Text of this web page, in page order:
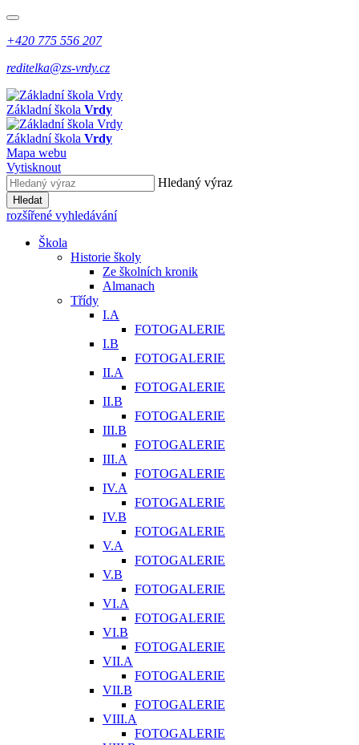
+420 775 556 207
reditelka@zs-vrdy.cz
Základní škola Vrdy
Základní škola Vrdy
Mapa webu
Vytisknout
Hledaný výraz
Hledat
rozšířené vyhledávání
Škola
Historie školy
Ze školních kronik
Almanach
Třídy
I.A
FOTOGALERIE
I.B
FOTOGALERIE
II.A
FOTOGALERIE
II.B
FOTOGALERIE
III.B
FOTOGALERIE
III.A
FOTOGALERIE
IV.A
FOTOGALERIE
IV.B
FOTOGALERIE
V.A
FOTOGALERIE
V.B
FOTOGALERIE
VI.A
FOTOGALERIE
VI.B
FOTOGALERIE
VII.A
FOTOGALERIE
VII.B
FOTOGALERIE
VIII.A
FOTOGALERIE